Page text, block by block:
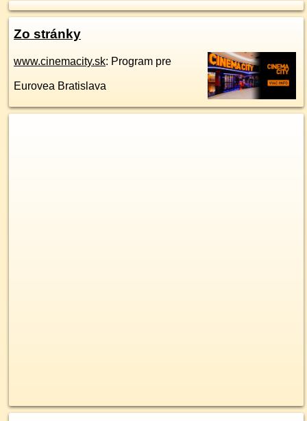
Zo stránky
www.cinemacity.sk: Program pre
Eurovea Bratislava